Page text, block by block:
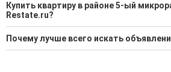
Купить квартиру в районе 5-ый
Restate.ru?
Поможем Купить квартиру в районе
Воспользуйтесь нашим поиском по
Почему лучше всего искать